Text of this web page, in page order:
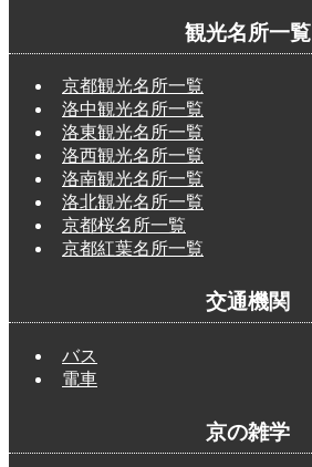
観光名所一覧
京都観光名所一覧
洛中観光名所一覧
洛東観光名所一覧
洛西観光名所一覧
洛南観光名所一覧
洛北観光名所一覧
京都桜名所一覧
京都紅葉名所一覧
交通機関
バス
電車
京の雑学